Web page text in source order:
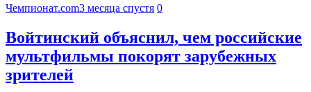
Чемпионат.com3 месяца спустя 0
Войтинский объяснил, чем российские
мультфильмы покорят зарубежных
зрителей